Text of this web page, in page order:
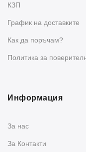
КЗП
График на доставките
Как да поръчам?
Политика за
Информация
За нас
За Контакти